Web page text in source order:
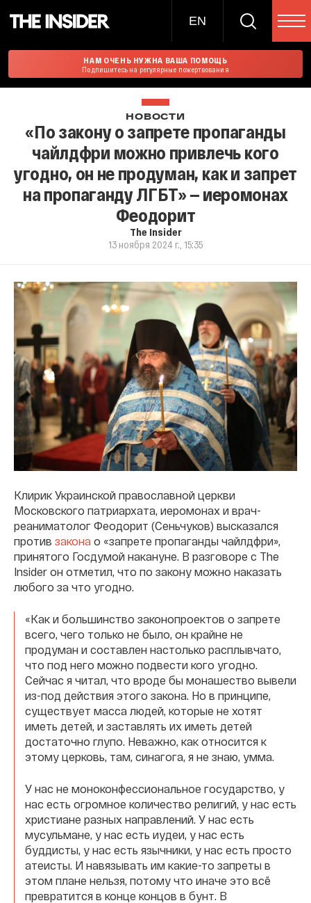
EN
НАМ ОЧЕНЬ НУЖНА ВАША ПОМОЩЬ
Подпишитесь на регулярные пожертвования
НОВОСТИ
«По закону о запрете пропаганды
чайлдфри можно привлечь кого
угодно, он не продуман, как и запрет
на пропаганду ЛГБТ» — иеромонах
Феодорит
The Insider
13 ноября 2024 г., 15:35
Клирик Украинской православной церкви
Московского патриархата, иеромонах и врач-
реаниматолог Феодорит (Сеньчуков) высказался
против закона о «запрете пропаганды чайлдфри»,
принятого Госдумой накануне. В разговоре с The
Insider он отметил, что по закону можно наказать
любого за что угодно.
«Как и большинство законопроектов о запрете
всего, чего только не было, он крайне не
продуман и составлен настолько расплывчато,
что под него можно подвести кого угодно.
Сейчас я читал, что вроде бы монашество вывели
из-под действия этого закона. Но в принципе,
существует масса людей, которые не хотят
иметь детей, и заставлять их иметь детей
достаточно глупо. Неважно, как относится к
этому церковь, там, синагога, я не знаю, умма.
У нас не моноконфессиональное государство, у
нас есть огромное количество религий, у нас есть
христиане разных направлений. У нас есть
мусульмане, у нас есть иудеи, у нас есть
буддисты, у нас есть язычники, у нас есть просто
атеисты. И навязывать им какие-то запреты в
этом плане нельзя, потому что иначе это всё
превратится в конце концов в бунт. В